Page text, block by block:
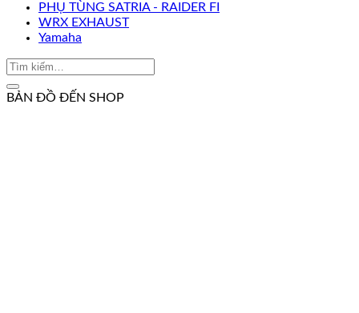
PHỤ TÙNG SATRIA - RAIDER FI
WRX EXHAUST
Yamaha
BẢN ĐỒ ĐẾN SHOP